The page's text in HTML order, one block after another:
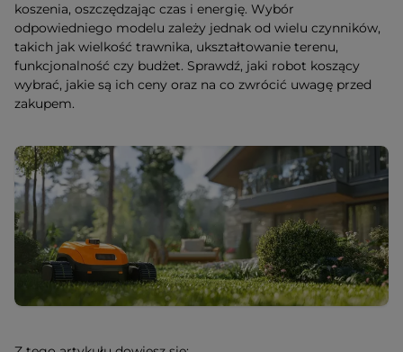
koszenia, oszczędzając czas i energię. Wybór
odpowiedniego modelu zależy jednak od wielu czynników,
takich jak wielkość trawnika, ukształtowanie terenu,
funkcjonalność czy budżet. Sprawdź, jaki robot koszący
wybrać, jakie są ich ceny oraz na co zwrócić uwagę przed
zakupem.